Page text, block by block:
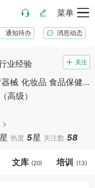
菜单
通知待办 消息动态
业经验
械 化妆品 食品保健食品
高级）
星 热度 5星 关注数 58
关注
文库 (20) 培训 (13)